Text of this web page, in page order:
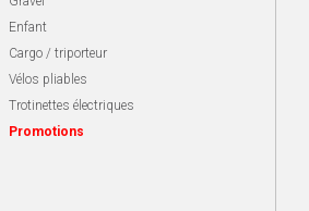
Enfant
Cargo / triporteur
Vélos pliables
Trotinettes électriques
Promotions